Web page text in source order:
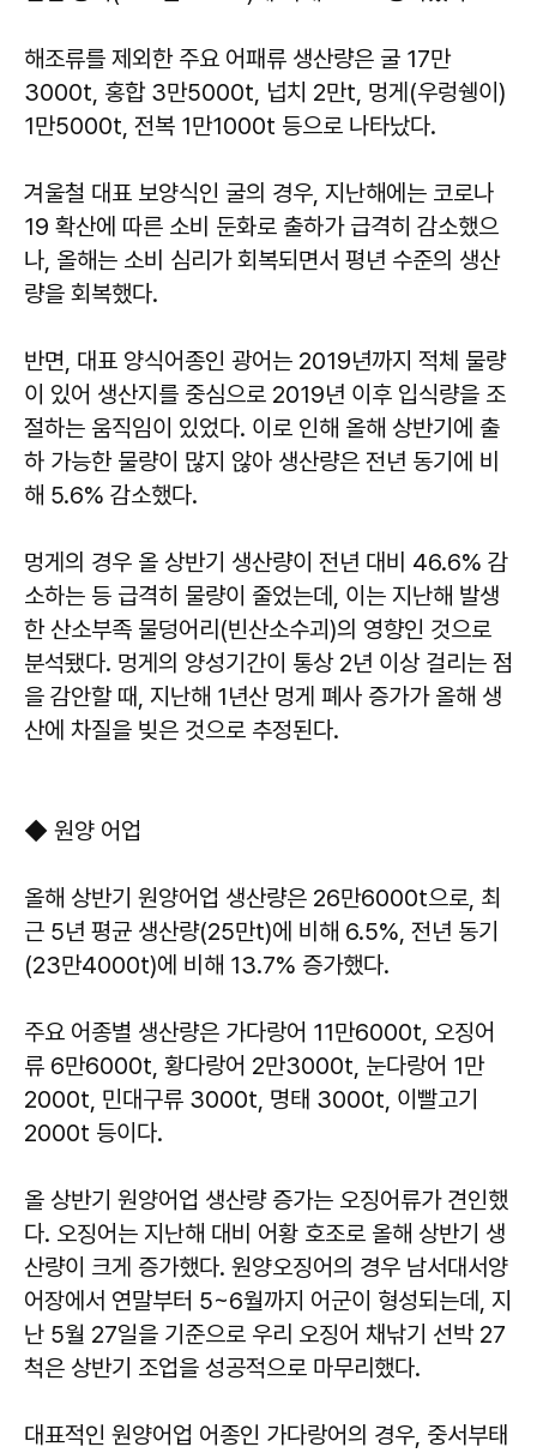
해조류를 제외한 주요 어패류 생산량은 굴 17만
3000t, 홍합 3만5000t, 넙치 2만t, 멍게(우렁쉥이)
1만5000t, 전복 1만1000t 등으로 나타났다.
겨울철 대표 보양식인 굴의 경우, 지난해에는 코로나
19 확산에 따른 소비 둔화로 출하가 급격히 감소했으
나, 올해는 소비 심리가 회복되면서 평년 수준의 생산
량을 회복했다.
반면, 대표 양식어종인 광어는 2019년까지 적체 물량
이 있어 생산지를 중심으로 2019년 이후 입식량을 조
절하는 움직임이 있었다. 이로 인해 올해 상반기에 출
하 가능한 물량이 많지 않아 생산량은 전년 동기에 비
해 5.6% 감소했다.
멍게의 경우 올 상반기 생산량이 전년 대비 46.6% 감
소하는 등 급격히 물량이 줄었는데, 이는 지난해 발생
한 산소부족 물덩어리(빈산소수괴)의 영향인 것으로
분석됐다. 멍게의 양성기간이 통상 2년 이상 걸리는 점
을 감안할 때, 지난해 1년산 멍게 폐사 증가가 올해 생
산에 차질을 빚은 것으로 추정된다.
◆ 원양 어업
올해 상반기 원양어업 생산량은 26만6000t으로, 최
근 5년 평균 생산량(25만t)에 비해 6.5%, 전년 동기
(23만4000t)에 비해 13.7% 증가했다.
주요 어종별 생산량은 가다랑어 11만6000t, 오징어
류 6만6000t, 황다랑어 2만3000t, 눈다랑어 1만
2000t, 민대구류 3000t, 명태 3000t, 이빨고기
2000t 등이다.
올 상반기 원양어업 생산량 증가는 오징어류가 견인했
다. 오징어는 지난해 대비 어황 호조로 올해 상반기 생
산량이 크게 증가했다. 원양오징어의 경우 남서대서양
어장에서 연말부터 5~6월까지 어군이 형성되는데, 지
난 5월 27일을 기준으로 우리 오징어 채낚기 선박 27
척은 상반기 조업을 성공적으로 마무리했다.
대표적인 원양어업 어종인 가다랑어의 경우, 중서부태